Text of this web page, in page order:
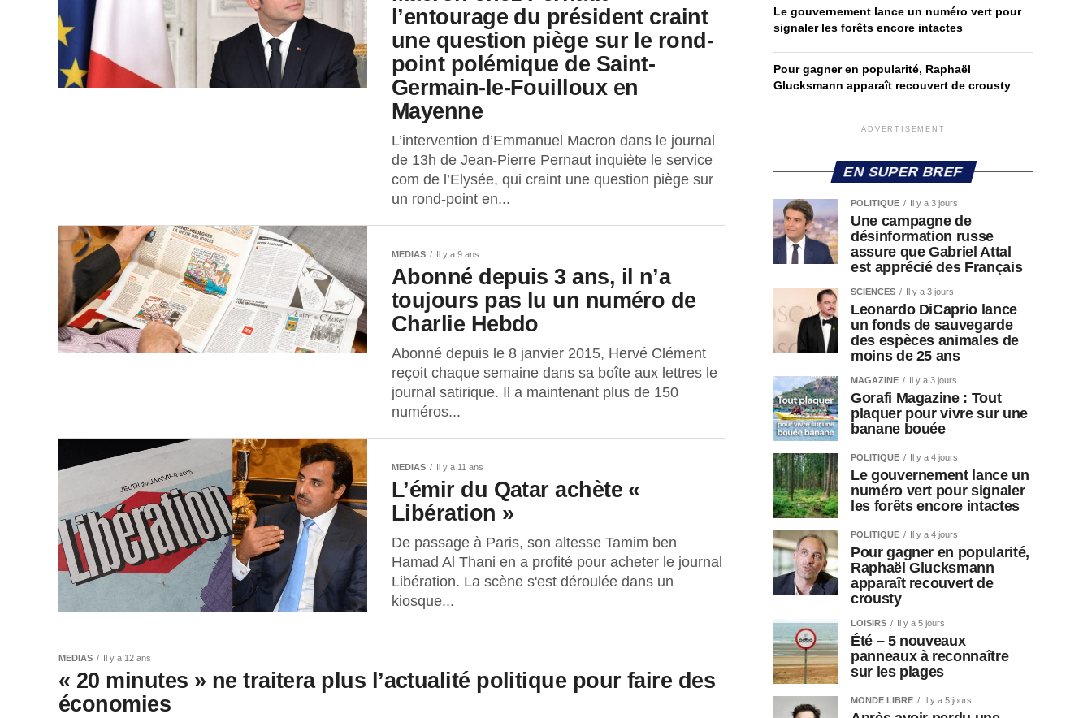
l’entourage du président craint
une question piège sur le rond-
point polémique de Saint-
Germain-le-Fouilloux en
Mayenne
L’intervention d’Emmanuel Macron dans le journal
de 13h de Jean-Pierre Pernaut inquiète le service
com de l’Elysée, qui craint une question piège sur
un rond-point en...
MEDIAS Il y a 9 ans
Abonné depuis 3 ans, il n’a
toujours pas lu un numéro de
Charlie Hebdo
Abonné depuis le 8 janvier 2015, Hervé Clément
reçoit chaque semaine dans sa boîte aux lettres le
journal satirique. Il a maintenant plus de 150
numéros...
MEDIAS Il y a 11 ans
L’émir du Qatar achète «
Libération »
De passage à Paris, son altesse Tamim ben
Hamad Al Thani en a profité pour acheter le journal
Libération. La scène s'est déroulée dans un
kiosque...
MEDIAS Il y a 12 ans
« 20 minutes » ne traitera plus l’actualité politique pour faire des
économies
Le gouvernement lance un numéro vert pour
signaler les forêts encore intactes
Pour gagner en popularité, Raphaël
Glucksmann apparaît recouvert de crousty
ADVERTISEMENT
EN SUPER BREF
POLITIQUE Il y a 3 jours
Une campagne de
désinformation russe
assure que Gabriel Attal
est apprécié des Français
SCIENCES Il y a 3 jours
Leonardo DiCaprio lance
un fonds de sauvegarde
des espèces animales de
moins de 25 ans
MAGAZINE Il y a 3 jours
Gorafi Magazine : Tout
plaquer pour vivre sur une
banane bouée
POLITIQUE Il y a 4 jours
Le gouvernement lance un
numéro vert pour signaler
les forêts encore intactes
POLITIQUE Il y a 4 jours
Pour gagner en popularité,
Raphaël Glucksmann
apparaît recouvert de
crousty
LOISIRS Il y a 5 jours
Été – 5 nouveaux
panneaux à reconnaître
sur les plages
MONDE LIBRE Il y a 5 jours